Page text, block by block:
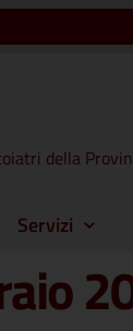
della
Servizi